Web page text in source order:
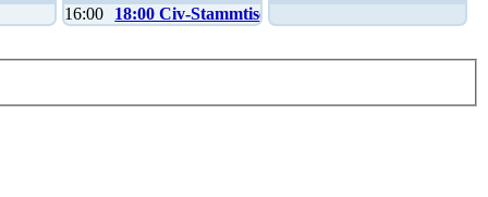
16:00
18:00 Civ-Stammtisch